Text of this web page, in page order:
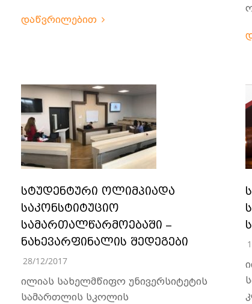
დაწვრილებით
სტუდენტური ოლიმპიადა
საკონსტიტუციო
სამართალწარმოებაში –
ნახევარფინალის შედეგები
28/12/2017
ილიას სახელმწიფო უნივერსიტეტის
სამართლის სკოლის